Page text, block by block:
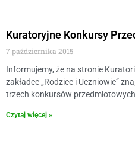
Kuratoryjne Konkursy
7 października 2015
Informujemy, że na stronie
zakładce „Rodzice i Uczniowie”
trzech konkursów
Czytaj więcej »